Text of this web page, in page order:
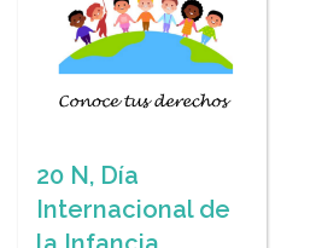
20 N, Día
Internacional de